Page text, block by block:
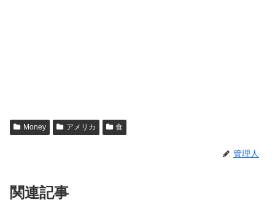
Money アメリカ 食
管理人
関連記事